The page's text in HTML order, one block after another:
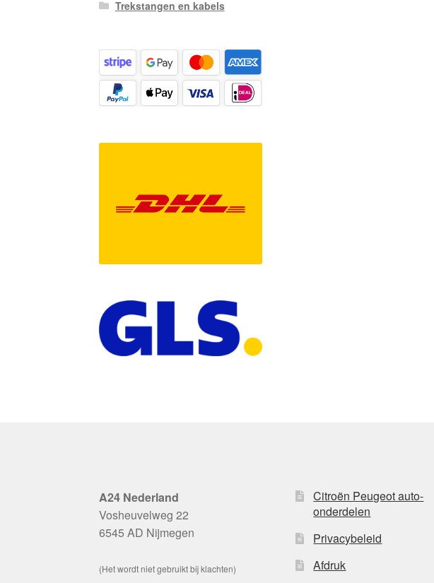
Trekstangen en kabels
A24 Nederland
Vosheuvelweg 22
6545 AD Nijmegen
(Het wordt niet gebruikt bij klachten)
Citroën Peugeot auto-
onderdelen
Privacybeleid
Afdruk